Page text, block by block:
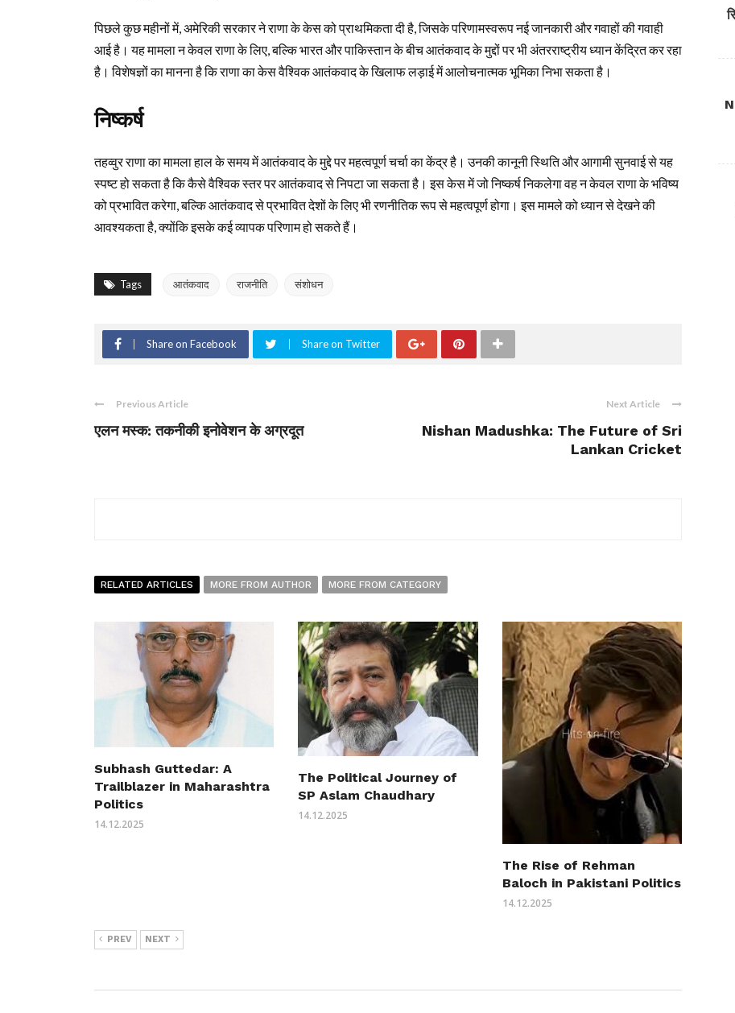
पिछले कुछ महीनों में, अमेरिकी सरकार ने राणा के केस को प्राथमिकता दी है, जिसके परिणामस्वरूप नई जानकारी और गवाहों की गवाही
आई है। यह मामला न केवल राणा के लिए, बल्कि भारत और पाकिस्तान के बीच आतंकवाद के मुद्दों पर भी अंतरराष्ट्रीय ध्यान केंद्रित कर रहा
है। विशेषज्ञों का मानना है कि राणा का केस वैश्विक आतंकवाद के खिलाफ लड़ाई में आलोचनात्मक भूमिका निभा सकता है।
निष्कर्ष
तहव्वुर राणा का मामला हाल के समय में आतंकवाद के मुद्दे पर महत्वपूर्ण चर्चा का केंद्र है। उनकी कानूनी स्थिति और आगामी सुनवाई से यह
स्पष्ट हो सकता है कि कैसे वैश्विक स्तर पर आतंकवाद से निपटा जा सकता है। इस केस में जो निष्कर्ष निकलेगा वह न केवल राणा के भविष्य
को प्रभावित करेगा, बल्कि आतंकवाद से प्रभावित देशों के लिए भी रणनीतिक रूप से महत्वपूर्ण होगा। इस मामले को ध्यान से देखने की
आवश्यकता है, क्योंकि इसके कई व्यापक परिणाम हो सकते हैं।
Tags आतंकवाद राजनीति संशोधन
Share on Facebook Share on Twitter
Previous Article
एलन मस्क: तकनीकी इनोवेशन के अग्रदूत
Next Article
Nishan Madushka: The Future of Sri
Lankan Cricket
RELATED ARTICLES MORE FROM AUTHOR MORE FROM CATEGORY
Subhash Guttedar: A
Trailblazer in Maharashtra
Politics
14.12.2025
The Political Journey of
SP Aslam Chaudhary
14.12.2025
The Rise of Rehman
Baloch in Pakistani Politics
14.12.2025
PREV NEXT